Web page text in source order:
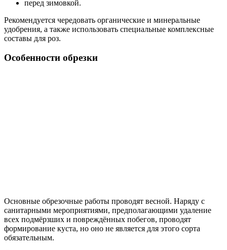
перед зимовкой.
Рекомендуется чередовать органические и минеральные
удобрения, а также использовать специальные комплексные
составы для роз.
Особенности обрезки
Основные обрезочные работы проводят весной. Наряду с
санитарными мероприятиями, предполагающими удаление
всех подмёрзших и повреждённых побегов, проводят
формирование куста, но оно не является для этого сорта
обязательным.